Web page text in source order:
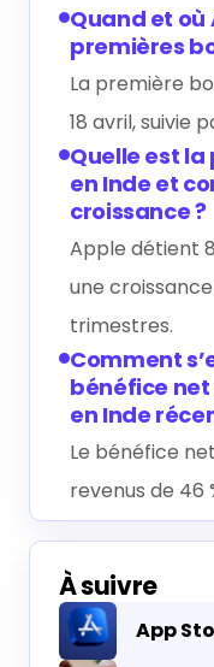
Quand et
premières
La première
18 avril, suivie
Quelle est
en Inde et
croissance ?
Apple détient
une
trimestres.
Comment
bénéfice net
en Inde
Le bénéfice
revenus de 46
À suivre
App